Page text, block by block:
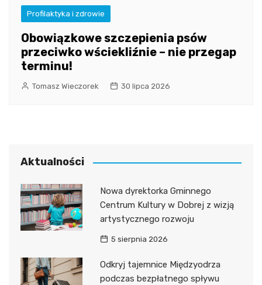
Profilaktyka i zdrowie
Obowiązkowe szczepienia psów
przeciwko wściekliźnie – nie przegap
terminu!
Tomasz Wieczorek 30 lipca 2026
Aktualności
Nowa dyrektorka Gminnego
Centrum Kultury w Dobrej z wizją
artystycznego rozwoju
5 sierpnia 2026
Odkryj tajemnice Międzyodrza
podczas bezpłatnego spływu